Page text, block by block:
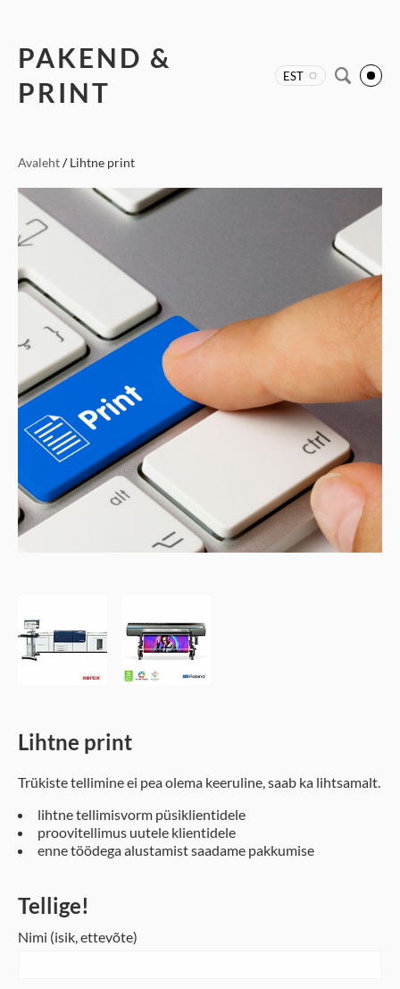
PAKEND &
PRINT
EST
Avaleht/ Lihtne print
Lihtne print
Trükiste tellimine ei pea olema keeruline, saab ka lihtsamalt.
lihtne tellimisvorm püsiklientidele
proovitellimus uutele klientidele
enne töödega alustamist saadame pakkumise
Tellige!
Nimi (isik, ettevõte)